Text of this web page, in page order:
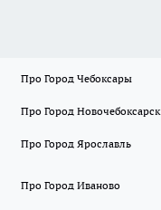
Про Город Чебоксары
Про Город Новочебоксарск
Про Город Ярославль
Про Город Иваново